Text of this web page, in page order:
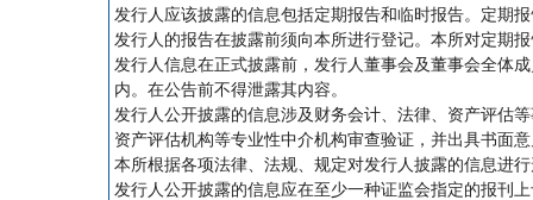
发行人应该披露的信息包括定期报告和临时报告。定期
发行人的报告在披露前须向本所进行登记。本所对定期
发行人信息在正式披露前，发行人董事会及董事会全体
内。在公告前不得泄露其内容。
发行人公开披露的信息涉及财务会计、法律、资产评估
资产评估机构等专业性中介机构审查验证，并出具书
本所根据各项法律、法规、规定对发行人披露的信息进
发行人公开披露的信息应在至少一种证监会指定的报刊